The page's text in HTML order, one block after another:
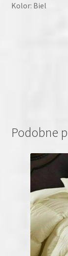
Kolor: Biel
Podobne